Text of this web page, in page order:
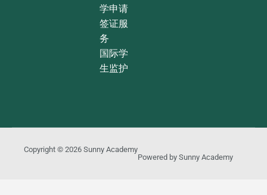
学申请
签证服
务
国际学
生监护
Copyright © 2026 Sunny Academy
Powered by Sunny Academy